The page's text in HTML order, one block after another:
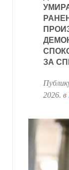
ЗА
2026. в